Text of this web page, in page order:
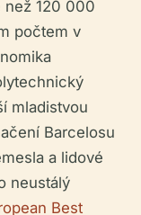
než 120 000
počtem v
mladistvou
Barcelosu
a lidové
neustálý
Best